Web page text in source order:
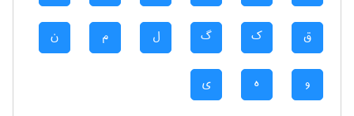
ق ک گ ل م ن
و ه ی